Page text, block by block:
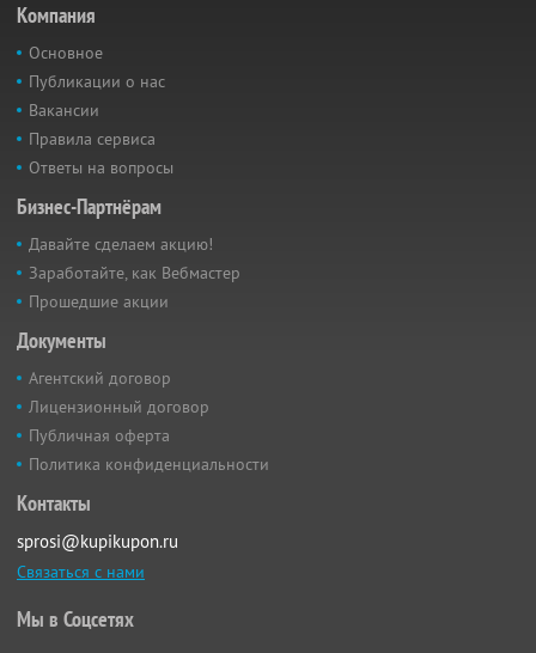
Компания
Основное
Публикации о нас
Вакансии
Правила сервиса
Ответы на вопросы
Бизнес-Партнёрам
Давайте сделаем акцию!
Заработайте, как Вебмастер
Прошедшие акции
Документы
Агентский договор
Лицензионный договор
Публичная оферта
Политика конфиденциальности
Контакты
sprosi@kupikupon.ru
Связаться с нами
Мы в Соцсетях